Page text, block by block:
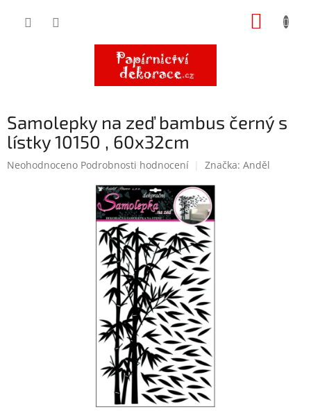
Samolepky na zeď bambus černý s
lístky 10150 , 60x32cm
Průměrné
Neohodnoceno Podrobnosti hodnocení Značka: Anděl